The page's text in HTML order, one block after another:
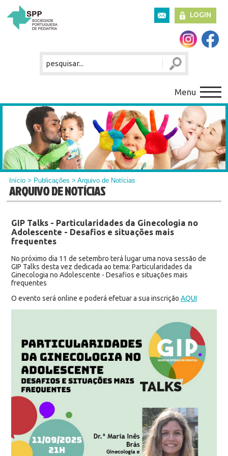
LOGIN
Menu
Início > Publicações > Arquivo de Notícias
ARQUIVO DE NOTÍCIAS
GIP Talks - Particularidades da Ginecologia no
Adolescente - Desafios e situações mais
frequentes
No próximo dia 11 de setembro terá lugar uma nova sessão de
GIP Talks desta vez dedicada ao tema: Particularidades da
Ginecologia no Adolescente - Desafios e situações mais
frequentes
O evento será online e poderá efetuar a sua inscrição AQUI